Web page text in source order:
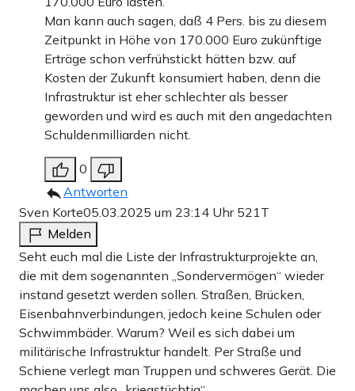
Man kann auch sagen, daß 4 Pers. bis zu diesem
Zeitpunkt in Höhe von 170.000 Euro zukünftige
Erträge schon verfrühstickt hätten bzw. auf
Kosten der Zukunft konsumiert haben, denn die
Infrastruktur ist eher schlechter als besser
geworden und wird es auch mit den angedachten
Schuldenmilliarden nicht.
0
Antworten
Sven Korte05.03.2025 um 23:14 Uhr 521T
Melden
Seht euch mal die Liste der Infrastrukturprojekte an,
die mit dem sogenannten „Sondervermögen“ wieder
instand gesetzt werden sollen. Straßen, Brücken,
Eisenbahnverbindungen, jedoch keine Schulen oder
Schwimmbäder. Warum? Weil es sich dabei um
militärische Infrastruktur handelt. Per Straße und
Schiene verlegt man Truppen und schweres Gerät. Die